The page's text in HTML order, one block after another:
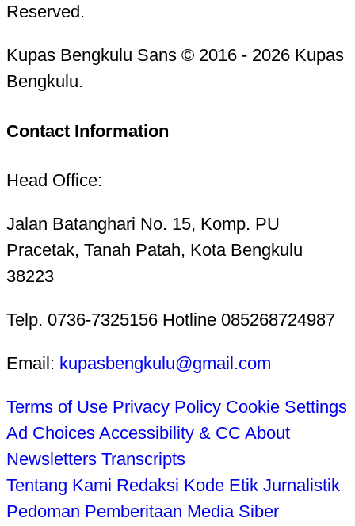
Reserved.
Kupas Bengkulu Sans © 2016 - 2026 Kupas
Bengkulu.
Contact Information
Head Office:
Jalan Batanghari No. 15, Komp. PU
Pracetak, Tanah Patah, Kota Bengkulu
38223
Telp. 0736-7325156 Hotline 085268724987
Email: kupasbengkulu@gmail.com
Terms of Use Privacy Policy Cookie Settings
Ad Choices Accessibility & CC About
Newsletters Transcripts
Tentang Kami Redaksi Kode Etik Jurnalistik
Pedoman Pemberitaan Media Siber